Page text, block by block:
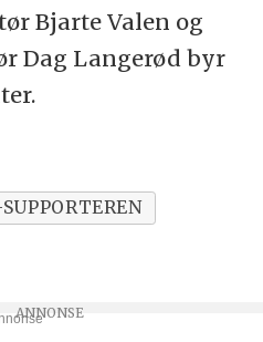
Bjarte Valen og
Dag Langerød byr